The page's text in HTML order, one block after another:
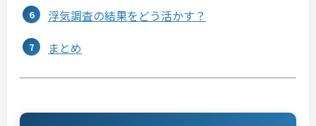
浮気調査の結果をどう活かす？
まとめ